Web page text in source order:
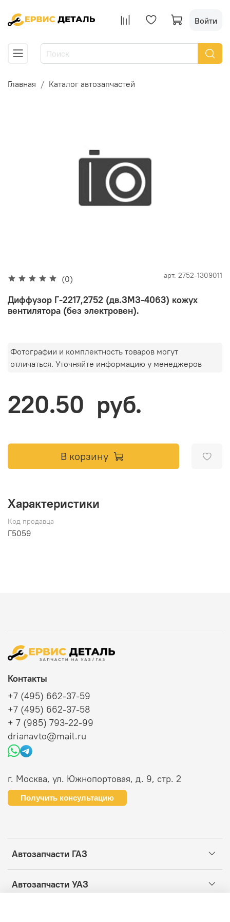
Войти
Главная Каталог автозапчастей
(0) арт. 2752-1309011
Диффузор Г-2217,2752 (дв.ЗМЗ-4063) кожух
вентилятора (без электровен).
Фотографии и комплектность товаров могут
отличаться. Уточняйте информацию у менеджеров
220.50 руб.
В корзину
Характеристики
Код продавца
Г5059
Автозапчасти ГАЗ
Автозапчасти УАЗ
Контакты
+7 (495) 662-37-59
+7 (495) 662-37-58
+ 7 (985) 793-22-99
drianavto@mail.ru
г. Москва, ул. Южнопортовая, д. 9, стр. 2
Получить консультацию